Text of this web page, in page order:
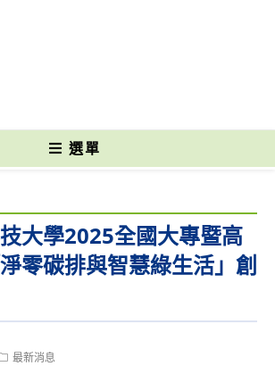
選單
大學2025全國大專暨高
零碳排與智慧綠生活」創
最新消息